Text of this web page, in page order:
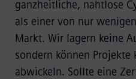
ganzheitliche, nahtlose
als einer von nur
Markt. Wir lagern keine
sondern können
abwickeln. Sollte eine